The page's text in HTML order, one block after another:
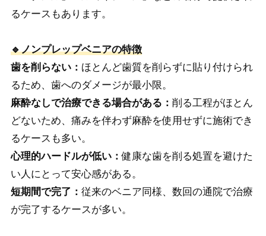
るケースもあります。
🔹ノンプレップベニアの特徴
歯を削らない： ほとんど歯質を削らずに貼り付けられ
るため、歯へのダメージが最小限。
麻酔なしで治療できる場合がある： 削る工程がほとん
どないため、痛みを伴わず麻酔を使用せずに施術でき
るケースも多い。
心理的ハードルが低い：健康な歯を削る処置を避けた
い人にとって安心感がある。
短期間で完了： 従来のベニア同様、数回の通院で治療
が完了するケースが多い。